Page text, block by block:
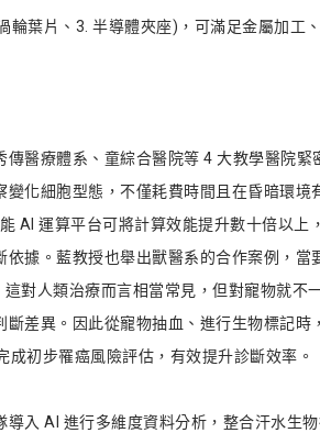
葉片、3. 半導體夾座)，可滿足金屬加工
醫療體系、童綜合醫院等 4 大教學醫院
化細胞型態，不僅耗費時間且在昏暗環
AI 運算平台可將計算效能提升數十倍以
據。藍教授也舉出獸醫系的合作案例，
對人類治療而言相當常見，但對寵物就不
差異。因此從寵物抽血、進行生物標記
初步罹癌風險評估，有效提升診斷效率。
入 AI 進行多維度資料分析，整合汗水生